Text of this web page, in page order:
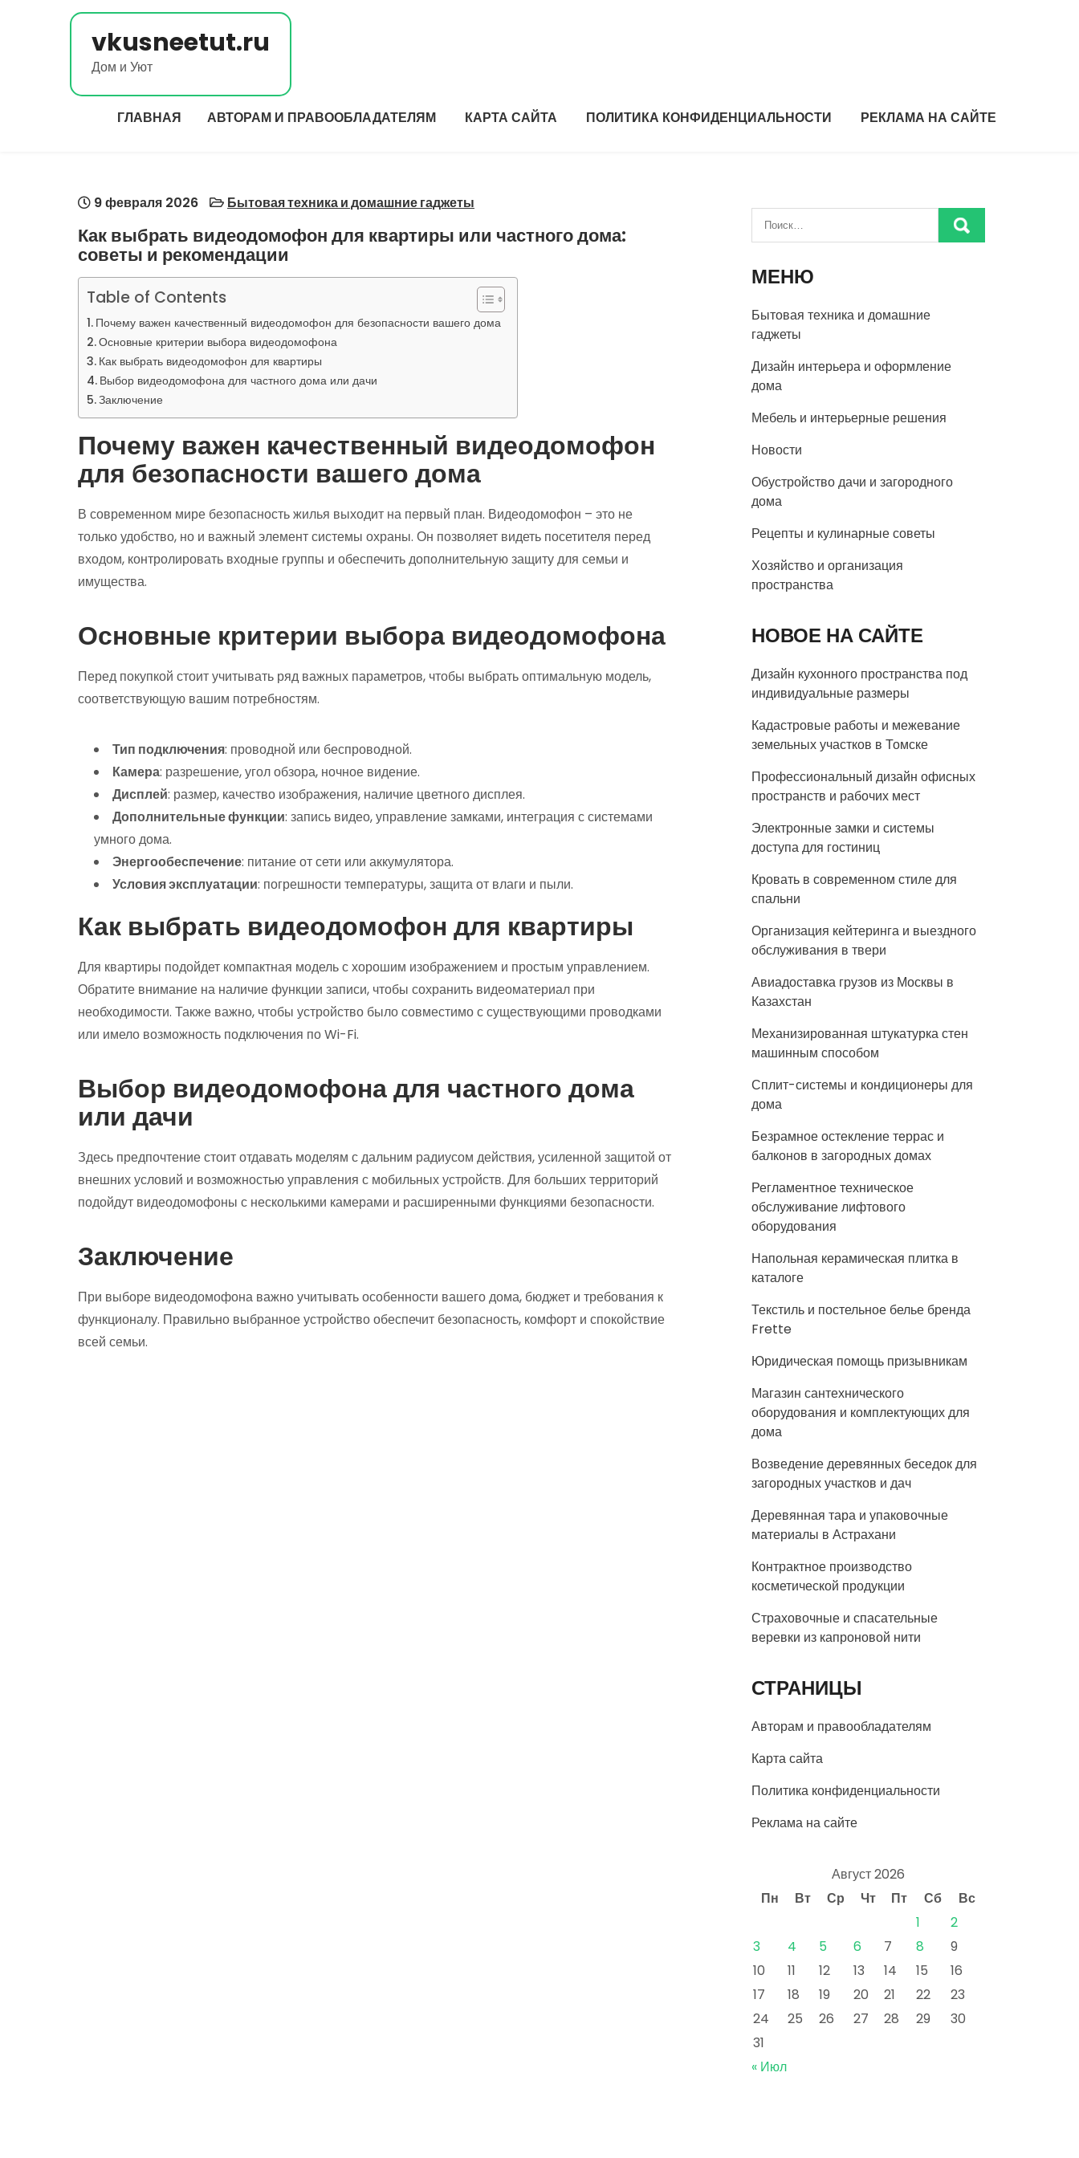
vkusneetut.ru
Дом и Уют
ГЛАВНАЯ АВТОРАМ И ПРАВООБЛАДАТЕЛЯМ КАРТА САЙТА ПОЛИТИКА КОНФИДЕНЦИАЛЬНОСТИ РЕКЛАМА НА САЙТЕ
9 февраля 2026 Бытовая техника и домашние гаджеты
Как выбрать видеодомофон для квартиры или частного дома:
советы и рекомендации
Table of Contents
Почему важен качественный видеодомофон для безопасности вашего дома
Основные критерии выбора видеодомофона
Как выбрать видеодомофон для квартиры
Выбор видеодомофона для частного дома или дачи
Заключение
Почему важен качественный видеодомофон
для безопасности вашего дома
В современном мире безопасность жилья выходит на первый план. Видеодомофон – это не
только удобство, но и важный элемент системы охраны. Он позволяет видеть посетителя перед
входом, контролировать входные группы и обеспечить дополнительную защиту для семьи и
имущества.
Основные критерии выбора видеодомофона
Перед покупкой стоит учитывать ряд важных параметров, чтобы выбрать оптимальную модель,
соответствующую вашим потребностям.
Тип подключения: проводной или беспроводной.
Камера: разрешение, угол обзора, ночное видение.
Дисплей: размер, качество изображения, наличие цветного дисплея.
Дополнительные функции: запись видео, управление замками, интеграция с системами
умного дома.
Энергообеспечение: питание от сети или аккумулятора.
Условия эксплуатации: погрешности температуры, защита от влаги и пыли.
Как выбрать видеодомофон для квартиры
Для квартиры подойдет компактная модель с хорошим изображением и простым управлением.
Обратите внимание на наличие функции записи, чтобы сохранить видеоматериал при
необходимости. Также важно, чтобы устройство было совместимо с существующими проводками
или имело возможность подключения по Wi-Fi.
Выбор видеодомофона для частного дома
или дачи
Здесь предпочтение стоит отдавать моделям с дальним радиусом действия, усиленной защитой от
внешних условий и возможностью управления с мобильных устройств. Для больших территорий
подойдут видеодомофоны с несколькими камерами и расширенными функциями безопасности.
Заключение
При выборе видеодомофона важно учитывать особенности вашего дома, бюджет и требования к
функционалу. Правильно выбранное устройство обеспечит безопасность, комфорт и спокойствие
всей семьи.
МЕНЮ
Бытовая техника и домашние
гаджеты
Дизайн интерьера и оформление
дома
Мебель и интерьерные решения
Новости
Обустройство дачи и загородного
дома
Рецепты и кулинарные советы
Хозяйство и организация
пространства
НОВОЕ НА САЙТЕ
Дизайн кухонного пространства под
индивидуальные размеры
Кадастровые работы и межевание
земельных участков в Томске
Профессиональный дизайн офисных
пространств и рабочих мест
Электронные замки и системы
доступа для гостиниц
Кровать в современном стиле для
спальни
Организация кейтеринга и выездного
обслуживания в твери
Авиадоставка грузов из Москвы в
Казахстан
Механизированная штукатурка стен
машинным способом
Сплит-системы и кондиционеры для
дома
Безрамное остекление террас и
балконов в загородных домах
Регламентное техническое
обслуживание лифтового
оборудования
Напольная керамическая плитка в
каталоге
Текстиль и постельное белье бренда
Frette
Юридическая помощь призывникам
Магазин сантехнического
оборудования и комплектующих для
дома
Возведение деревянных беседок для
загородных участков и дач
Деревянная тара и упаковочные
материалы в Астрахани
Контрактное производство
косметической продукции
Страховочные и спасательные
веревки из капроновой нити
СТРАНИЦЫ
Авторам и правообладателям
Карта сайта
Политика конфиденциальности
Реклама на сайте
Август 2026
Пн
Вт Ср Чт Пт Сб
Вс
1
2
3
4 5 6 7 8
9
10
11 12 13 14 15
16
17
18 19 20 21 22
23
24
25 26 27 28 29
30
31
« Июл